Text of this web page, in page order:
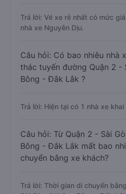
Trả lời: Vé xe rẻ nhất có mức
nhà xe Nguyên Dịu.
Câu hỏi: Có bao nhiêu nhà
thác tuyến đường Quận 2 -
Bông - Đắk Lắk ?
Trả lời: Hiện tại có 1 nhà xe
Câu hỏi: Từ Quận 2 - Sài
Bông - Đắk Lắk mất bao
chuyển bằng xe khách?
Trả lời: Thời gian di chuyển